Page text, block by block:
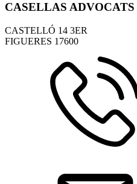
CASELLAS ADVOCATS
CASTELLÓ 14 3ER
FIGUERES 17600